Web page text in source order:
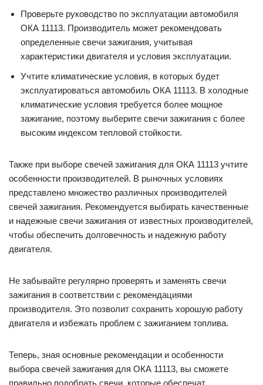
Проверьте руководство по эксплуатации автомобиля
ОКА 11113. Производитель может рекомендовать
определенные свечи зажигания, учитывая
характеристики двигателя и условия эксплуатации.
Учтите климатические условия, в которых будет
эксплуатироваться автомобиль ОКА 11113. В холодные
климатические условия требуется более мощное
зажигание, поэтому выберите свечи зажигания с более
высоким индексом тепловой стойкости.
Также при выборе свечей зажигания для ОКА 11113 учтите
особенности производителей. В рыночных условиях
представлено множество различных производителей
свечей зажигания. Рекомендуется выбирать качественные
и надежные свечи зажигания от известных производителей,
чтобы обеспечить долговечность и надежную работу
двигателя.
Не забывайте регулярно проверять и заменять свечи
зажигания в соответствии с рекомендациями
производителя. Это позволит сохранить хорошую работу
двигателя и избежать проблем с зажиганием топлива.
Теперь, зная основные рекомендации и особенности
выбора свечей зажигания для ОКА 11113, вы сможете